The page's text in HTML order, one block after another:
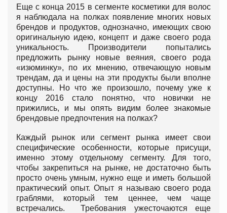
Еще с конца 2015 в сегменте косметики для волос
я наблюдала на полках появление многих новых
брендов и продуктов, однозначно, имеющих свою
оригинальную идею, концепт и даже своего рода
уникальность. Производители попытались
предложить рынку новые веяния, своего рода
«изюминку», по их мнению, отвечающую новым
трендам, да и цены на эти продукты были вполне
доступны. Но что же произошло, почему уже к
концу 2016 стало понятно, что новички не
прижились, и мы опять видим более знакомые
брендовые предпочтения на полках?
Каждый рынок или сегмент рынка имеет свои
специфические особенности, которые присущи,
именно этому отдельному сегменту. Для того,
чтобы закрепиться на рынке, не достаточно быть
просто очень умным, нужно еще и иметь большой
практический опыт. Опыт я называю своего рода
граблями, который тем ценнее, чем чаще
встречались. Требования ужесточаются еще